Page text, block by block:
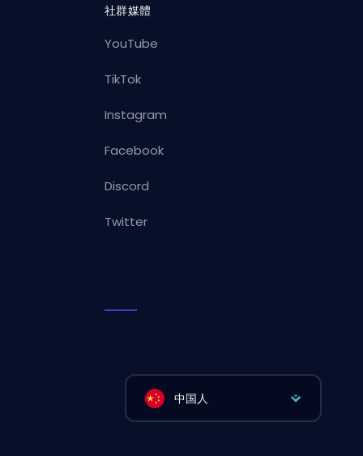
社群媒體
YouTube
TikTok
Instagram
Facebook
Discord
Twitter
中国人